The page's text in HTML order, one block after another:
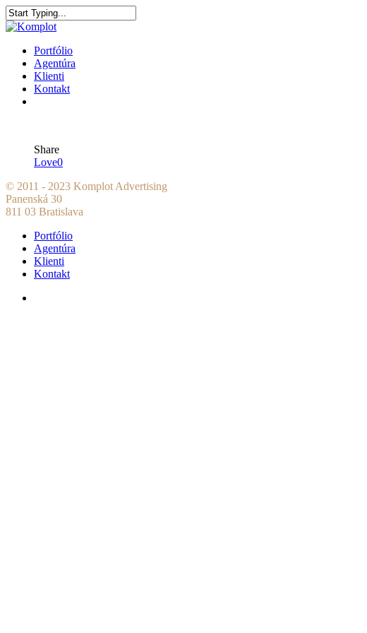
Portfólio
Agentúra
Klienti
Kontakt
Share
Love0
© 2011 - 2023 Komplot Advertising
Panenská 30
811 03 Bratislava
Portfólio
Agentúra
Klienti
Kontakt